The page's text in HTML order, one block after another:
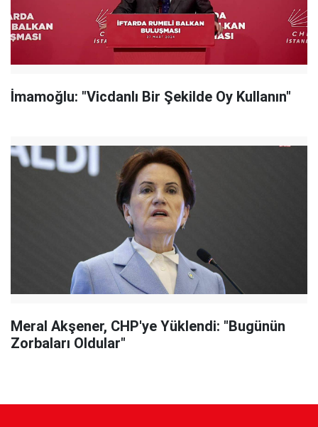
İmamoğlu: "Vicdanlı Bir Şekilde Oy Kullanın"
Meral Akşener, CHP'ye Yüklendi: "Bugünün
Zorbaları Oldular"